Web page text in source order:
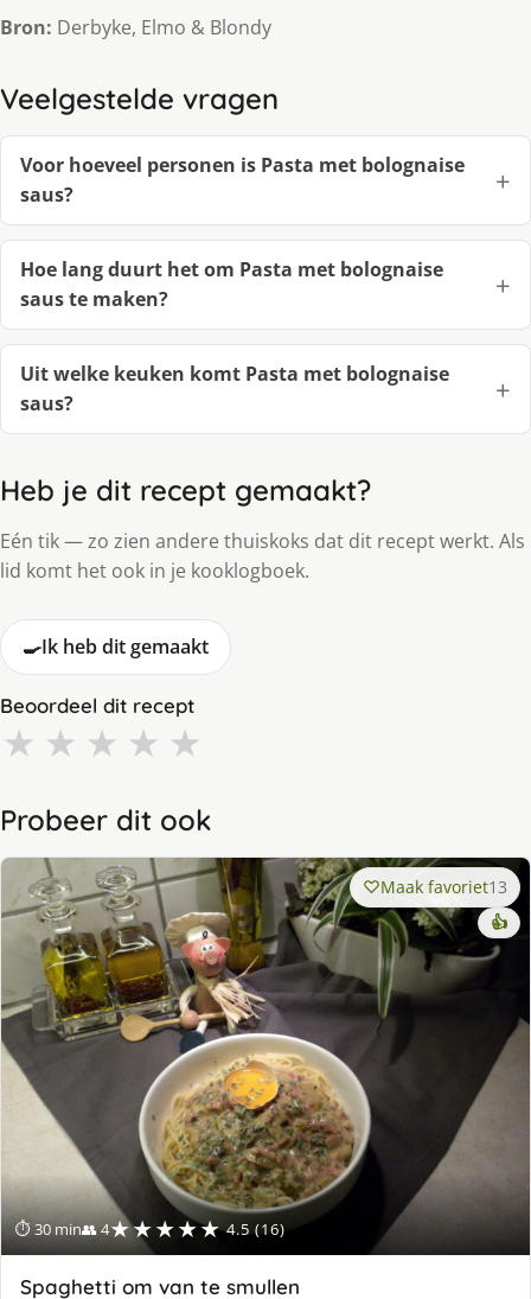
Bron: Derbyke, Elmo & Blondy
Veelgestelde vragen
Voor hoeveel personen is Pasta met bolognaise
saus?
Hoe lang duurt het om Pasta met bolognaise
saus te maken?
Uit welke keuken komt Pasta met bolognaise
saus?
Heb je dit recept gemaakt?
Eén tik — zo zien andere thuiskoks dat dit recept werkt. Als
lid komt het ook in je kooklogboek.
🍳Ik heb dit gemaakt
Beoordeel dit recept
★ ★ ★ ★ ★
Probeer dit ook
⏱ 30 min👥 4★★★★★ 4.5 (16)
Maak favoriet13
👍
Spaghetti om van te smullen